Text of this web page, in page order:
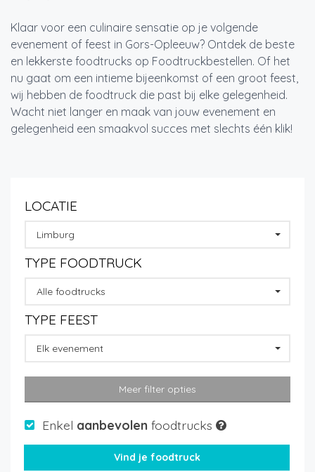
Klaar voor een culinaire sensatie op je volgende
evenement of feest in Gors-Opleeuw? Ontdek de beste
en lekkerste foodtrucks op Foodtruckbestellen. Of het
nu gaat om een intieme bijeenkomst of een groot feest,
wij hebben de foodtruck die past bij elke gelegenheid.
Wacht niet langer en maak van jouw evenement en
gelegenheid een smaakvol succes met slechts één klik!
LOCATIE
Limburg
TYPE FOODTRUCK
Alle foodtrucks
TYPE FEEST
Elk evenement
Meer filter opties
Enkel aanbevolen foodtrucks